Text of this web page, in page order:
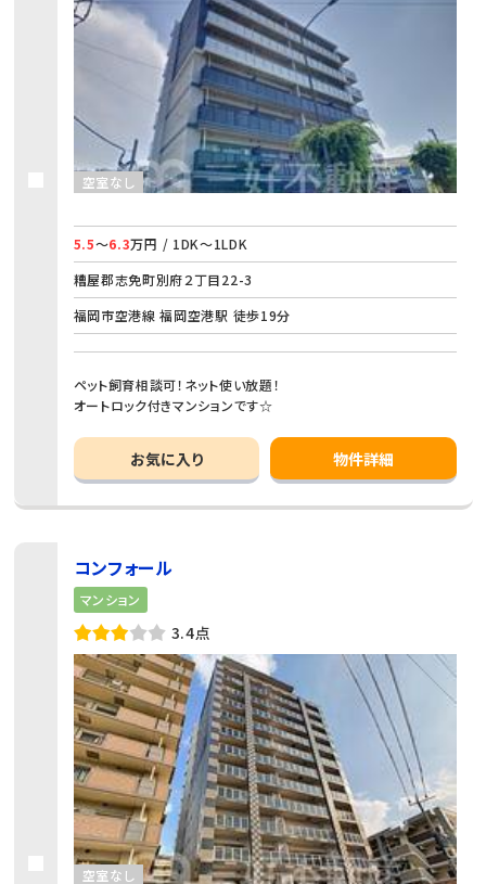
空室なし
5.5～6.3万円 / 1DK～1LDK
糟屋郡志免町別府２丁目22-3
福岡市空港線 福岡空港駅 徒歩19分
ペット飼育相談可！ネット使い放題！
オートロック付きマンションです☆
お気に入り 物件詳細
コンフォール
マンション
3.4点
空室なし